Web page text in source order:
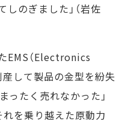
のぎました」（岩佐
EMS（Electronics
して製品の金型を紛失
ったく売れなかった」
れを乗り越えた原動力